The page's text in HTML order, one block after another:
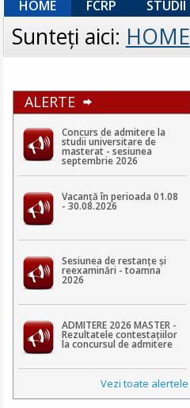
HOME FCRP STUDII
Sunteţi aici: HOME
ALERTE
Concurs de admitere la
studii universitare de
masterat - sesiunea
septembrie 2026
Vacanță în perioada 01.08
- 30.08.2026
Sesiunea de restanțe și
reexaminări - toamna
2026
ADMITERE 2026 MASTER -
Rezultatele contestaţiilor
la concursul de admitere
Vezi toate alertele